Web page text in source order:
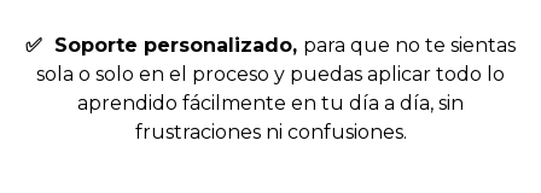
✅ Soporte personalizado, para que no te sientas
sola o solo en el proceso y puedas aplicar todo lo
aprendido fácilmente en tu día a día, sin
frustraciones ni confusiones.